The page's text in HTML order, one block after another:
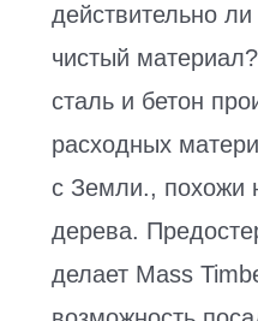
действительно ли
чистый
сталь и бетон
расходных
с Земли., похожи
дерева.
делает Mass